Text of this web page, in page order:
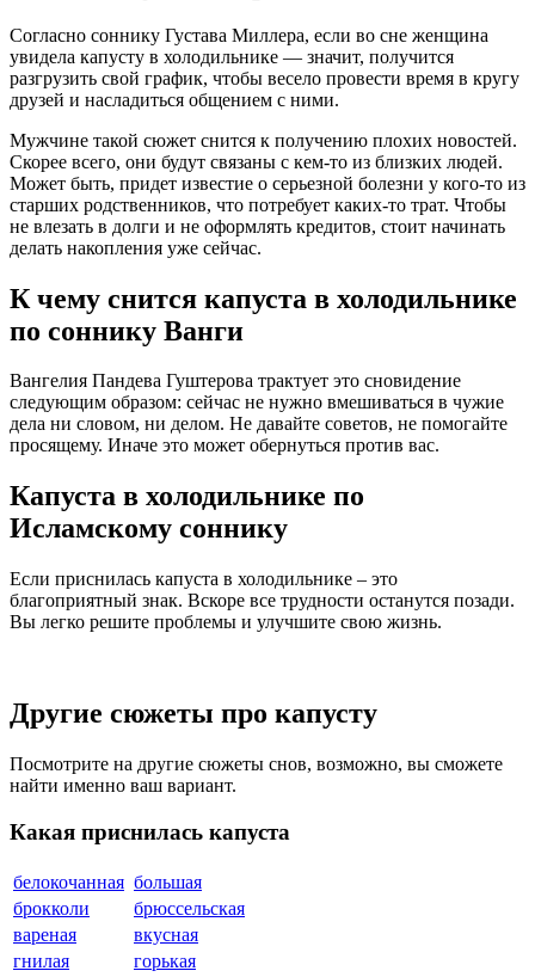
Согласно соннику Густава Миллера, если во сне женщина
увидела капусту в холодильнике — значит, получится
разгрузить свой график, чтобы весело провести время в кругу
друзей и насладиться общением с ними.
Мужчине такой сюжет снится к получению плохих новостей.
Скорее всего, они будут связаны с кем-то из близких людей.
Может быть, придет известие о серьезной болезни у кого-то из
старших родственников, что потребует каких-то трат. Чтобы
не влезать в долги и не оформлять кредитов, стоит начинать
делать накопления уже сейчас.
К чему снится капуста в холодильнике
по соннику Ванги
Вангелия Пaндева Гуштерова трактует это сновидение
следующим образом: сейчас не нужно вмешиваться в чужие
дела ни словом, ни делом. Не давайте советов, не помогайте
просящему. Иначе это может обернуться против вас.
Капуста в холодильнике по
Исламскому соннику
Если приснилась капуста в холодильнике – это
благоприятный знак. Вскоре все трудности останутся позади.
Вы легко решите проблемы и улучшите свою жизнь.
Другие сюжеты про капусту
Посмотрите на другие сюжеты снов, возможно, вы сможете
найти именно ваш вариант.
Какая приснилась капуста
белокочанная большая
брокколи
брюссельская
вареная
вкусная
гнилая
горькая